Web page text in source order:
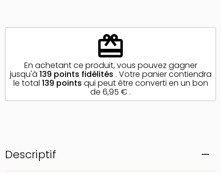
Descriptif
redeem
En achetant ce produit, vous pouvez gagner
jusqu'à 139 points fidélités . Votre panier contiendra
le total 139 points qui peut être converti en un bon
de 6,95 € .